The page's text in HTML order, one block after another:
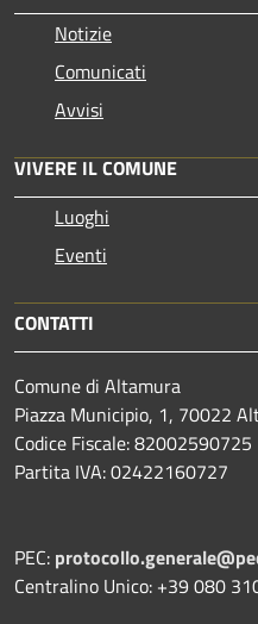
Notizie
Comunicati
Avvisi
VIVERE IL COMUNE
Luoghi
Eventi
CONTATTI
Comune di Altamura
Piazza Municipio, 1, 70022
Codice Fiscale: 82002590725
Partita IVA: 02422160727
PEC:
Centralino Unico: +39 080